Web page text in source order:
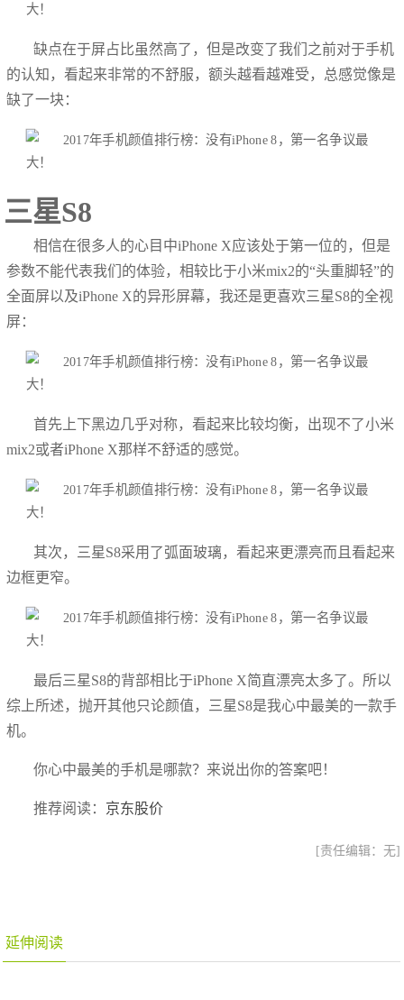
缺点在于屏占比虽然高了，但是改变了我们之前对于手机
的认知，看起来非常的不舒服，额头越看越难受，总感觉像是
缺了一块：
三星S8
相信在很多人的心目中iPhone X应该处于第一位的，但是
参数不能代表我们的体验，相较比于小米mix2的“头重脚轻”的
全面屏以及iPhone X的异形屏幕，我还是更喜欢三星S8的全视
屏：
首先上下黑边几乎对称，看起来比较均衡，出现不了小米
mix2或者iPhone X那样不舒适的感觉。
其次，三星S8采用了弧面玻璃，看起来更漂亮而且看起来
边框更窄。
最后三星S8的背部相比于iPhone X简直漂亮太多了。所以
综上所述，抛开其他只论颜值，三星S8是我心中最美的一款手
机。
你心中最美的手机是哪款？来说出你的答案吧！
推荐阅读： 京东股价
[责任编辑：无]
延伸阅读